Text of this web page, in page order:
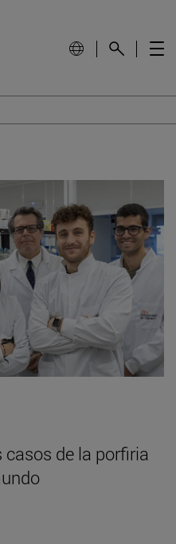
de la porfiria